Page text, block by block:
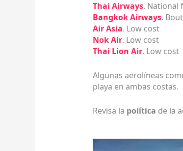
Thai Airways. National
Bangkok Airways.
Air Asia. Low cost
Nok Air. Low cost
Thai Lion Air. Low cost
Algunas aerolíneas
playa en ambas costas.
Revisa la política de la